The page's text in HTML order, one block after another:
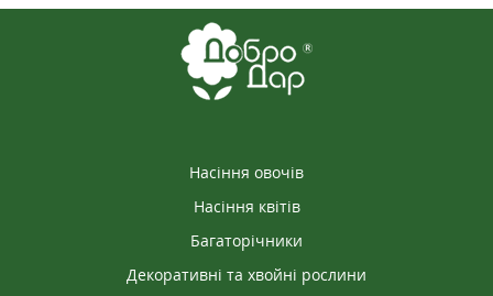
Насіння овочів
Насіння квітів
Багаторічники
Декоративні та хвойні рослини